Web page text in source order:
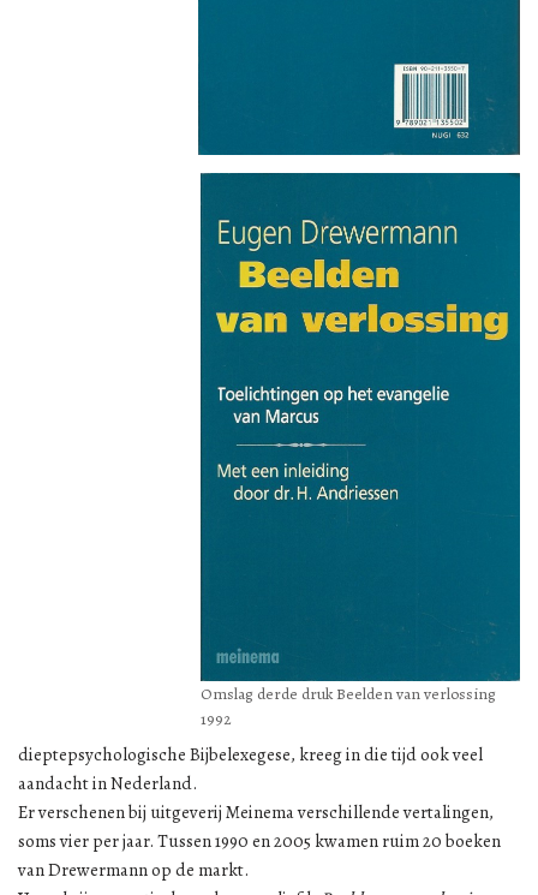
Omslag derde druk Beelden van verlossing
1992
dieptepsychologische Bijbelexegese, kreeg in die tijd ook veel
aandacht in Nederland.
Er verschenen bij uitgeverij Meinema verschillende vertalingen,
soms vier per jaar. Tussen 1990 en 2005 kwamen ruim 20 boeken
van Drewermann op de markt.